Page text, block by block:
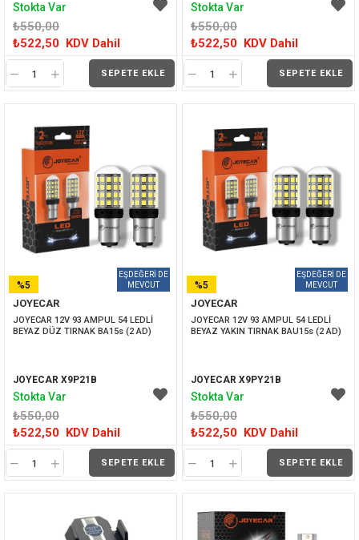
₺550,00
₺522,50 KDV Dahil
SEPETE EKLE
Stokta Var
₺550,00
₺522,50 KDV Dahil
SEPETE EKLE
Stokta Var
JOYECAR
JOYECAR 12V 93 AMPUL 54 LEDLİ
BEYAZ DÜZ TIRNAK BA15s (2 AD)
JOYECAR X9P21B
₺550,00
₺522,50 KDV Dahil
SEPETE EKLE
%5
İNDIRIM
Stokta Var
JOYECAR
JOYECAR 12V 93 AMPUL 54 LEDLİ
BEYAZ YAKIN TIRNAK BAU15s (2 AD)
JOYECAR X9PY21B
₺550,00
₺522,50 KDV Dahil
SEPETE EKLE
%5
İNDIRIM
Stokta Var